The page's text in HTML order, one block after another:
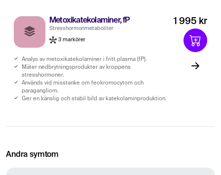
Metoxikatekolaminer, fP
Stresshormonmetaboliter
3 markörer
Analys av metoxikatekolaminer i fritt plasma (fP).
Mäter nedbrytningsprodukter av kroppens
stresshormoner.
Används vid misstanke om feokromocytom och
paragangliom.
Ger en känslig och stabil bild av katekolaminproduktion.
1 995 kr
Andra symtom